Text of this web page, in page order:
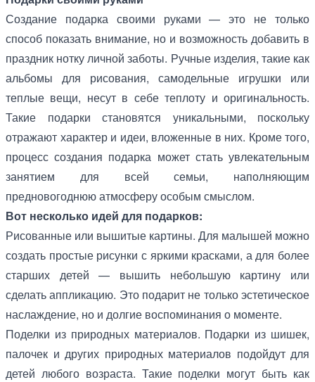
Создание подарка своими руками — это не только
способ показать внимание, но и возможность добавить в
праздник нотку личной заботы. Ручные изделия, такие как
альбомы для рисования, самодельные игрушки или
теплые вещи, несут в себе теплоту и оригинальность.
Такие подарки становятся уникальными, поскольку
отражают характер и идеи, вложенные в них. Кроме того,
процесс создания подарка может стать увлекательным
занятием для всей семьи, наполняющим
предновогоднюю атмосферу особым смыслом.
Вот несколько идей для подарков:
Рисованные или вышитые картины. Для малышей можно
создать простые рисунки с яркими красками, а для более
старших детей — вышить небольшую картину или
сделать аппликацию. Это подарит не только эстетическое
наслаждение, но и долгие воспоминания о моменте.
Поделки из природных материалов. Подарки из шишек,
палочек и других природных материалов подойдут для
детей любого возраста. Такие поделки могут быть как